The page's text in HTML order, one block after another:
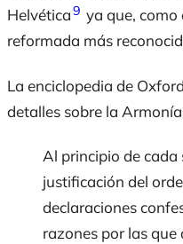
Helvética9 ya que, como
reformada más
La enciclopedia de
detalles sobre la Armonía
Al principio de cada
justificación del
declaraciones
razones por las